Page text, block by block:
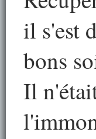
il s'est
bons
Il